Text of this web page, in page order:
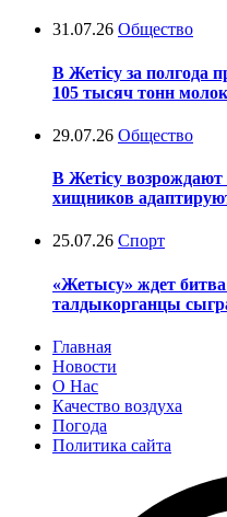
31.07.26 Общество
В Жетісу за полгода
105 тысяч тонн
29.07.26 Общество
В Жетісу возрождают
хищников
25.07.26 Спорт
«Жетысу» ждет
талдыкорганцы
Главная
Новости
О Нас
Качество воздуха
Погода
Политика сайта